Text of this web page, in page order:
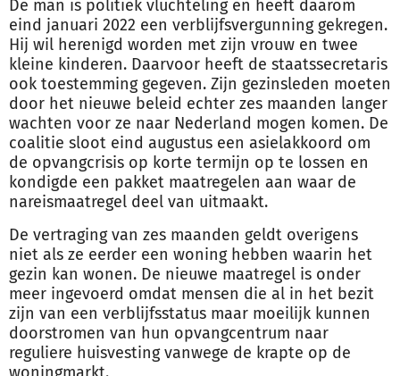
De man is politiek vluchteling en heeft daarom
eind januari 2022 een verblijfsvergunning gekregen.
Hij wil herenigd worden met zijn vrouw en twee
kleine kinderen. Daarvoor heeft de staatssecretaris
ook toestemming gegeven. Zijn gezinsleden moeten
door het nieuwe beleid echter zes maanden langer
wachten voor ze naar Nederland mogen komen. De
coalitie sloot eind augustus een asielakkoord om
de opvangcrisis op korte termijn op te lossen en
kondigde een pakket maatregelen aan waar de
nareismaatregel deel van uitmaakt.
De vertraging van zes maanden geldt overigens
niet als ze eerder een woning hebben waarin het
gezin kan wonen. De nieuwe maatregel is onder
meer ingevoerd omdat mensen die al in het bezit
zijn van een verblijfsstatus maar moeilijk kunnen
doorstromen van hun opvangcentrum naar
reguliere huisvesting vanwege de krapte op de